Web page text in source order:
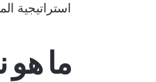
استراتيجية
ما هو